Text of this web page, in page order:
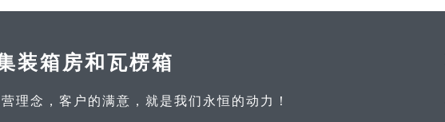
装箱房和瓦楞箱
理念，客户的满意，就是我们永恒的动力！